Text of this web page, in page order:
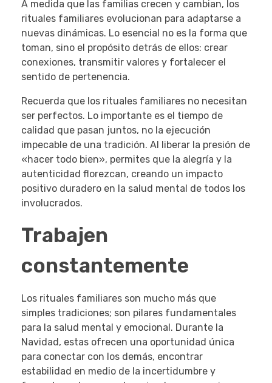
A medida que las familias crecen y cambian, los
rituales familiares evolucionan para adaptarse a
nuevas dinámicas. Lo esencial no es la forma que
toman, sino el propósito detrás de ellos: crear
conexiones, transmitir valores y fortalecer el
sentido de pertenencia.
Recuerda que los rituales familiares no necesitan
ser perfectos. Lo importante es el tiempo de
calidad que pasan juntos, no la ejecución
impecable de una tradición. Al liberar la presión de
«hacer todo bien», permites que la alegría y la
autenticidad florezcan, creando un impacto
positivo duradero en la salud mental de todos los
involucrados.
Trabajen
constantemente
Los rituales familiares son mucho más que
simples tradiciones; son pilares fundamentales
para la salud mental y emocional. Durante la
Navidad, estas ofrecen una oportunidad única
para conectar con los demás, encontrar
estabilidad en medio de la incertidumbre y